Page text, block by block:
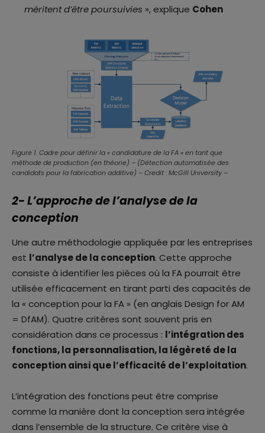
méritent d’être poursuivies », explique Cohen
Figure 1. Cadre pour définir la « candidature de la FA » en tant que
méthode de production (en théorie) – (Détection automatisée des
candidats pour la fabrication additive) – Credit : McGill University –
2- L’approche de l’analyse de la
conception
Une autre méthodologie appliquée par les entreprises
est l’analyse de la conception. Cette approche
consiste à identifier les pièces où la FA pourrait être
utilisée efficacement en tirant parti des capacités de
la « conception pour la FA » (en anglais Design for AM
= DfAM). Quatre critères sont souvent pris en
considération dans ce processus : l’intégration des
fonctions, la personnalisation, la légèreté de la
conception ainsi que l’efficacité de l’exploitation.
L’intégration des fonctions peut être comprise
comme la manière dont la conception sera intégrée
dans l’ensemble de la structure. Ce critère vise à